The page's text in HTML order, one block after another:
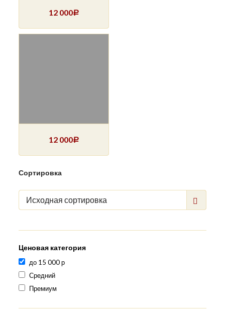
12 000Р
12 000Р
Сортировка
Исходная сортировка
Ценовая категория
до 15 000 р
Средний
Премиум